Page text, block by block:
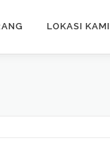
LOKASI KAMI